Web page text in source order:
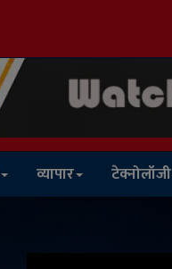
व्यापार टेक्नोलॉजी